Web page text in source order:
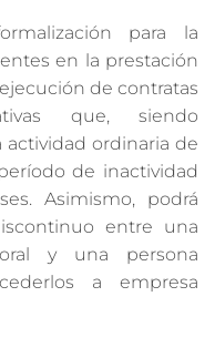
para la
en la prestación
de contratas
que, siendo
actividad ordinaria de
de inactividad
Asimismo, podrá
entre una
y una persona
a empresa